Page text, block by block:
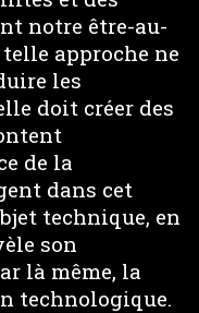
notre être-au-
approche ne
les
doit créer des
de la
dans cet
technique, en
son
là même, la
technologique.